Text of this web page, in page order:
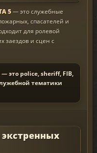
5— это служебные
спасателей и
для ролевой
заездов и сцен с
это police, sheriff, FIB,
тематики